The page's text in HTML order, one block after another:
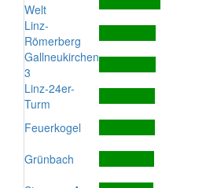
Welt
Linz-
Römerberg
Gallneukirchen
3
Linz-24er-
Turm
Feuerkogel
Grünbach